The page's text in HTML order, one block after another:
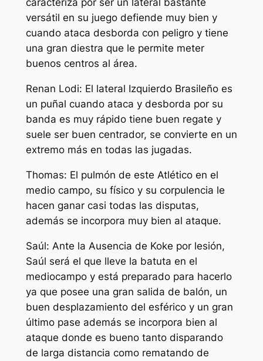
caracteriza por ser un lateral bastante
versátil en su juego defiende muy bien y
cuando ataca desborda con peligro y tiene
una gran diestra que le permite meter
buenos centros al área.
Renan Lodi: El lateral Izquierdo Brasileño es
un puñal cuando ataca y desborda por su
banda es muy rápido tiene buen regate y
suele ser buen centrador, se convierte en un
extremo más en todas las jugadas.
Thomas: El pulmón de este Atlético en el
medio campo, su físico y su corpulencia le
hacen ganar casi todas las disputas,
además se incorpora muy bien al ataque.
Saúl: Ante la Ausencia de Koke por lesión,
Saúl será el que lleve la batuta en el
mediocampo y está preparado para hacerlo
ya que posee una gran salida de balón, un
buen desplazamiento del esférico y un gran
último pase además se incorpora bien al
ataque donde es bueno tanto disparando
de larga distancia como rematando de